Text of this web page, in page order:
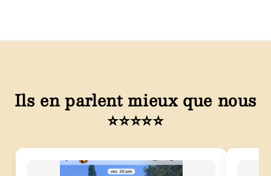
Ils en parlent mieux que nous
⭐⭐⭐⭐⭐